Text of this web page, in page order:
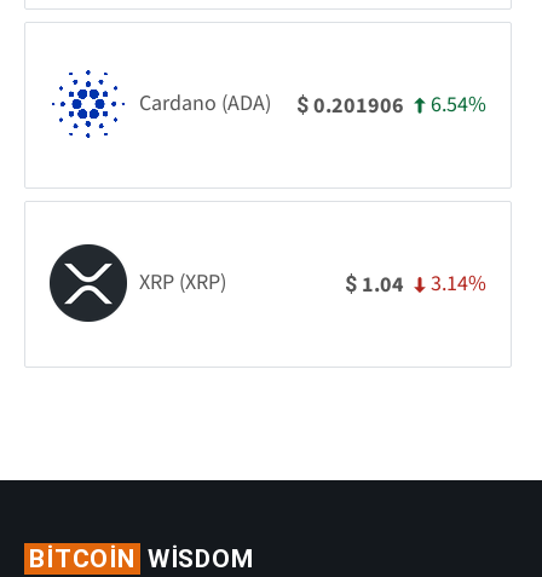
Cardano (ADA) $0.201906 6.54%
XRP (XRP) $ 1.04 3.14%
BITCOIN WISDOM